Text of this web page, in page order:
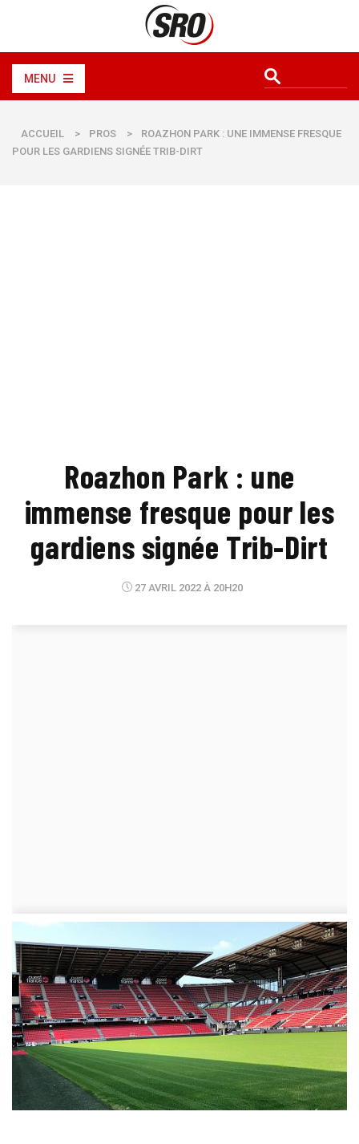
MENU
ACCUEIL > PROS >
ROAZHON PARK : UNE IMMENSE FRESQUE
POUR LES GARDIENS SIGNÉE TRIB-DIRT
Roazhon Park : une
immense fresque pour les
gardiens signée Trib-Dirt
27 AVRIL 2022 À 20H20